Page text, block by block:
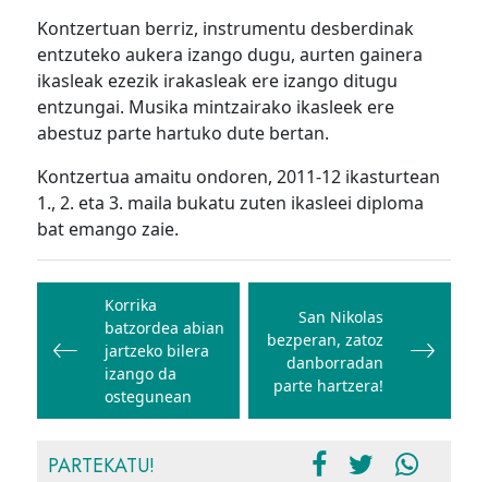
Kontzertuan berriz, instrumentu desberdinak
entzuteko aukera izango dugu, aurten gainera
ikasleak ezezik irakasleak ere izango ditugu
entzungai. Musika mintzairako ikasleek ere
abestuz parte hartuko dute bertan.
Kontzertua amaitu ondoren, 2011-12 ikasturtean
1., 2. eta 3. maila bukatu zuten ikasleei diploma
bat emango zaie.
Bidalketetan
zehar
nabigatu
Korrika
batzordea abian
jartzeko bilera
izango da
ostegunean
San Nikolas
bezperan, zatoz
danborradan
parte hartzera!
PARTEKATU!